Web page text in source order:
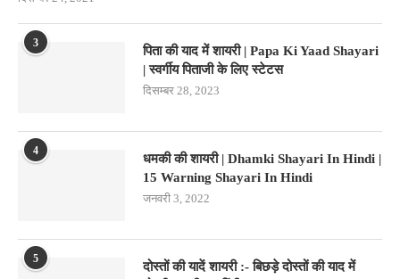
3
पिता की याद में शायरी | Papa Ki Yaad Shayari
| स्वर्गीय पिताजी के लिए स्टेटस
दिसम्बर 28, 2023
4
धमकी की शायरी | Dhamki Shayari In Hindi |
15 Warning Shayari In Hindi
जनवरी 3, 2022
5
दोस्तों की यादें शायरी :- बिछड़े दोस्तों की याद में